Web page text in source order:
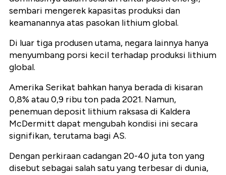
sembari mengerek kapasitas produksi dan
keamanannya atas pasokan lithium global.
Di luar tiga produsen utama, negara lainnya hanya
menyumbang porsi kecil terhadap produksi lithium
global.
Amerika Serikat bahkan hanya berada di kisaran
0,8% atau 0,9 ribu ton pada 2021. Namun,
penemuan deposit lithium raksasa di Kaldera
McDermitt dapat mengubah kondisi ini secara
signifikan, terutama bagi AS.
Dengan perkiraan cadangan 20-40 juta ton yang
disebut sebagai salah satu yang terbesar di dunia,